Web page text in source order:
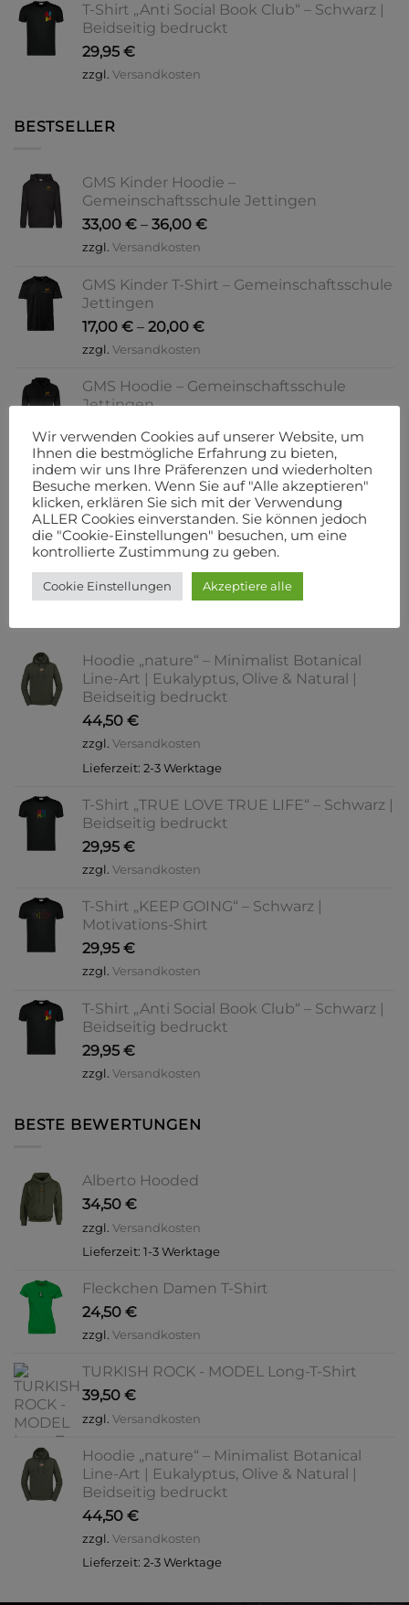
T-Shirt „Anti Social Book Club“ – Schwarz |
Beidseitig bedruckt
29,95 €
zzgl. Versandkosten
BESTSELLER
GMS Kinder Hoodie –
Gemeinschaftsschule Jettingen
33,00 € – 36,00 €
zzgl. Versandkosten
GMS Kinder T-Shirt – Gemeinschaftsschule
Jettingen
17,00 € – 20,00 €
zzgl. Versandkosten
GMS Hoodie – Gemeinschaftsschule
Jettingen
33,00
– 36,00
zzgl.Versandkosten
GMS Damen T-Shirt –
Gemeinschaftsschule Jettingen
17,00€–20,00€
zzgl.Versandkosten
VORGESTELLT
Hoodie „nature“ – Minimalist Botanical
Line-Art | Eukalyptus, Olive & Natural |
Beidseitig bedruckt
44,50 €
zzgl. Versandkosten
Lieferzeit: 2-3 Werktage
T-Shirt „TRUE LOVE TRUE LIFE“ – Schwarz |
Beidseitig bedruckt
29,95 €
zzgl. Versandkosten
T-Shirt „KEEP GOING“ – Schwarz |
Motivations-Shirt
29,95 €
zzgl. Versandkosten
T-Shirt „Anti Social Book Club“ – Schwarz |
Beidseitig bedruckt
29,95 €
zzgl. Versandkosten
BESTE BEWERTUNGEN
Alberto Hooded
34,50 €
zzgl. Versandkosten
Lieferzeit: 1-3 Werktage
Fleckchen Damen T-Shirt
24,50 €
zzgl. Versandkosten
TURKISH ROCK - MODEL Long-T-Shirt
39,50 €
zzgl. Versandkosten
Hoodie „nature“ – Minimalist Botanical
Line-Art | Eukalyptus, Olive & Natural |
Beidseitig bedruckt
44,50 €
zzgl. Versandkosten
Lieferzeit: 2-3 Werktage
Wir verwenden Cookies auf unserer Website, um
Ihnen die bestmögliche Erfahrung zu bieten,
indem wir uns Ihre Präferenzen und wiederholten
Besuche merken. Wenn Sie auf "Alle akzeptieren"
klicken, erklären Sie sich mit der Verwendung
ALLER Cookies einverstanden. Sie können jedoch
die "Cookie-Einstellungen" besuchen, um eine
kontrollierte Zustimmung zu geben.
Cookie Einstellungen Akzeptiere alle